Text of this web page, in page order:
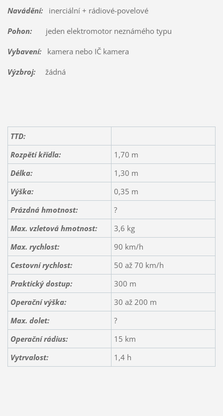
Navádění:inerciální + rádiové-povelové
Pohon:jeden elektromotor neznámého typu
Vybavení:kamera nebo IČ kamera
Výzbroj:žádná
TTD:
Rozpětí křídla:
1,70 m
Délka:
1,30 m
Výška:
0,35 m
Prázdná hmotnost:
?
Max. vzletová hmotnost:
3,6 kg
Max. rychlost:
90 km/h
Cestovní rychlost:
50 až 70 km/h
Praktický dostup:
300 m
Operační výška:
30 až 200 m
Max. dolet:
?
Operační rádius:
15 km
Vytrvalost:
1,4 h